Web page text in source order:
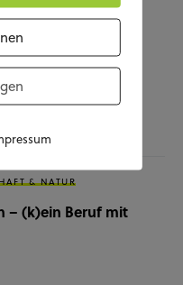
& NATUR
– (k)ein Beruf mit